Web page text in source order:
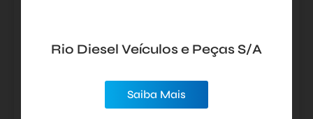
Rio Diesel Veículos e Peças S/A
Saiba Mais